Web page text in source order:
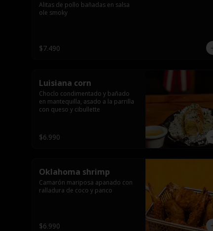
Alitas de pollo bañadas en salsa
ole smoky
$7.490
Luisiana corn
Choclo condimentado y bañado
en mantequilla, asado a la parrilla
con queso y cibullette
$6.990
Oklahoma shrimp
Camarón mariposa apanado con
ralladura de coco y panco
$6.990